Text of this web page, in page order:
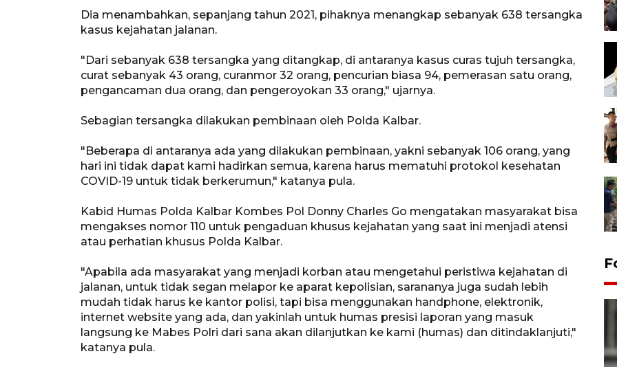
Dia menambahkan, sepanjang tahun 2021, pihaknya menangkap sebanyak 638 tersangka
kasus kejahatan jalanan.
"Dari sebanyak 638 tersangka yang ditangkap, di antaranya kasus curas tujuh tersangka,
curat sebanyak 43 orang, curanmor 32 orang, pencurian biasa 94, pemerasan satu orang,
pengancaman dua orang, dan pengeroyokan 33 orang," ujarnya.
Sebagian tersangka dilakukan pembinaan oleh Polda Kalbar.
"Beberapa di antaranya ada yang dilakukan pembinaan, yakni sebanyak 106 orang, yang
hari ini tidak dapat kami hadirkan semua, karena harus mematuhi protokol kesehatan
COVID-19 untuk tidak berkerumun," katanya pula.
Kabid Humas Polda Kalbar Kombes Pol Donny Charles Go mengatakan masyarakat bisa
mengakses nomor 110 untuk pengaduan khusus kejahatan yang saat ini menjadi atensi
atau perhatian khusus Polda Kalbar.
"Apabila ada masyarakat yang menjadi korban atau mengetahui peristiwa kejahatan di
jalanan, untuk tidak segan melapor ke aparat kepolisian, sarananya juga sudah lebih
mudah tidak harus ke kantor polisi, tapi bisa menggunakan handphone, elektronik,
internet website yang ada, dan yakinlah untuk humas presisi laporan yang masuk
langsung ke Mabes Polri dari sana akan dilanjutkan ke kami (humas) dan ditindaklanjuti,"
katanya pula.